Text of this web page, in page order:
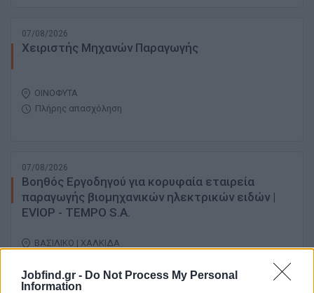
Jobfind.gr - Do Not Process My Personal
Information
07/08/2026
Χειριστής Μηχανών Παραγωγής
ΟΙΝΟΦΥΤΑ
Πλήρης απασχόληση
07/08/2026
Βοηθός Εργοδηγού για κορυφαία εταιρεία
παραγωγής βιομηχανικών ηλεκτρικών ειδών |
EVIOP - TEMPO S.A.
ΒΑΣΙΛΙΚΟ | ΧΑΛΚΙΔΑ